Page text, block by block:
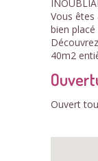
Vous
bien
40m2
Ouvert